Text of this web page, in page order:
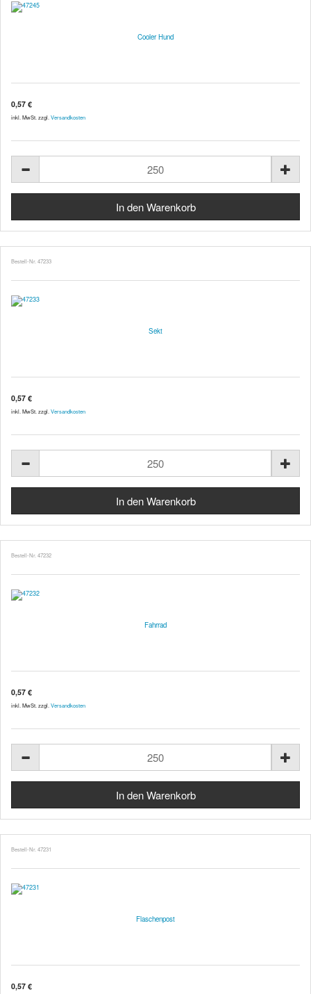
Cooler Hund
0,57 €
inkl. MwSt. zzgl. Versandkosten
Bestell-Nr. 47233
Sekt
0,57 €
inkl. MwSt. zzgl. Versandkosten
Bestell-Nr. 47232
Fahrrad
0,57 €
inkl. MwSt. zzgl. Versandkosten
Bestell-Nr. 47231
Flaschenpost
0,57 €